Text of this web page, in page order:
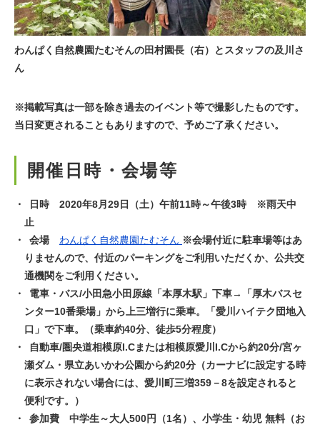
わんぱく自然農園たむそんの田村園長（右）とスタッフの及川さ
ん
※掲載写真は一部を除き過去のイベント等で撮影したものです。
当日変更されることもありますので、予めご了承ください。
開催日時・会場等
日時 2020年8月29日（土）午前11時～午後3時 ※雨天中
止
会場 わんぱく自然農園たむそん ※会場付近に駐車場等はあ
りませんので、付近のパーキングをご利用いただくか、公共交
通機関をご利用ください。
電車・バス/小田急小田原線「本厚木駅」下車→「厚木バスセ
ンター10番乗場」から上三増行に乗車。「愛川ハイテク団地入
口」で下車。（乗車約40分、徒歩5分程度）
自動車/圏央道相模原I.Cまたは相模原愛川I.Cから約20分/宮ヶ
瀬ダム・県立あいかわ公園から約20分（カーナビに設定する時
に表示されない場合には、愛川町三増359－8を設定されると
便利です。）
参加費 中学生～大人500円（1名）、小学生・幼児 無料（お